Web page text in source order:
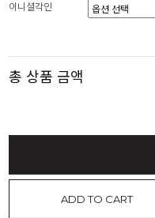
이니셜각인
총 상품 금액
ADD TO CART